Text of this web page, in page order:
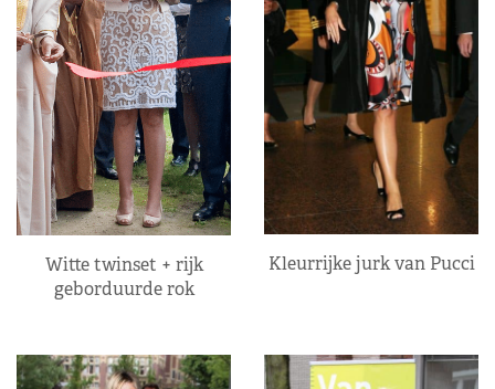
Witte twinset + rijk
geborduurde rok
Kleurrijke jurk van Pucci